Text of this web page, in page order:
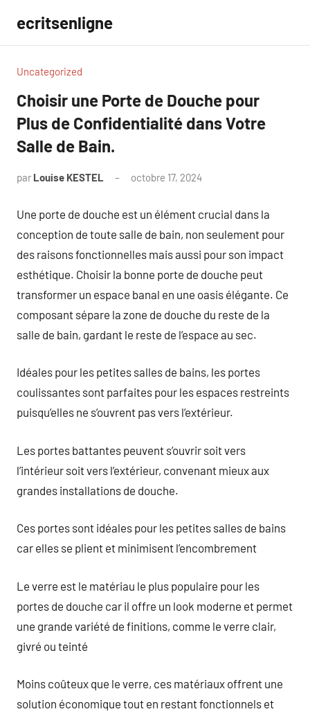
contenu
ecritsenligne
Uncategorized
Choisir une Porte de Douche pour
Plus de Confidentialité dans Votre
Salle de Bain.
par Louise KESTEL octobre 17, 2024
Une porte de douche est un élément crucial dans la
conception de toute salle de bain, non seulement pour
des raisons fonctionnelles mais aussi pour son impact
esthétique. Choisir la bonne porte de douche peut
transformer un espace banal en une oasis élégante. Ce
composant sépare la zone de douche du reste de la
salle de bain, gardant le reste de l’espace au sec.
Idéales pour les petites salles de bains, les portes
coulissantes sont parfaites pour les espaces restreints
puisqu’elles ne s’ouvrent pas vers l’extérieur.
Les portes battantes peuvent s’ouvrir soit vers
l’intérieur soit vers l’extérieur, convenant mieux aux
grandes installations de douche.
Ces portes sont idéales pour les petites salles de bains
car elles se plient et minimisent l’encombrement
Le verre est le matériau le plus populaire pour les
portes de douche car il offre un look moderne et permet
une grande variété de finitions, comme le verre clair,
givré ou teinté
Moins coûteux que le verre, ces matériaux offrent une
solution économique tout en restant fonctionnels et